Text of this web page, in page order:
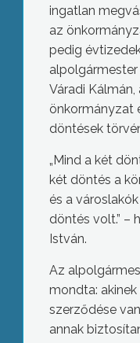
ingatlan
az
pedig
Váradi Kálmán,
önkormányzat
döntések
„Mind a két
két döntés a
és a
döntés volt.” –
István.
Az
mondta:
szerződése
annak